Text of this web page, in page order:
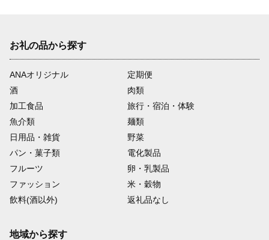
お礼の品から探す
ANAオリジナル
定期便
酒
肉類
加工食品
旅行・宿泊・体験
魚介類
麺類
日用品・雑貨
野菜
パン・菓子類
電化製品
フルーツ
卵・乳製品
ファッション
米・穀物
飲料(酒以外)
返礼品なし
地域から探す